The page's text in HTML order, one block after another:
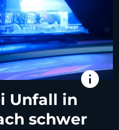
info
Unfall in
schwer